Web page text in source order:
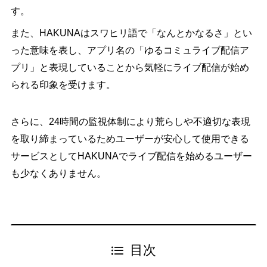
す。
また、HAKUNAはスワヒリ語で「なんとかなるさ」とい
った意味を表し、アプリ名の「ゆるコミュライブ配信ア
プリ」と表現していることから気軽にライブ配信が始め
られる印象を受けます。
さらに、24時間の監視体制により荒らしや不適切な表現
を取り締まっているためユーザーが安心して使用できる
サービスとしてHAKUNAでライブ配信を始めるユーザー
も少なくありません。
目次